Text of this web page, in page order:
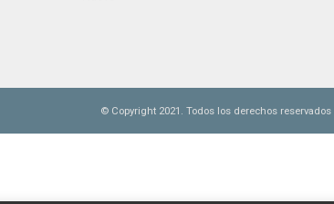
© Copyright 2021. Todos los derechos reservados